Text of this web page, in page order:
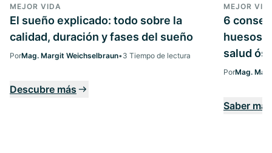
MEJOR VIDA
El sueño explicado: todo sobre la
calidad, duración y fases del sueño
PorMag. Margit Weichselbraun•3 Tiempo de lectura
Descubre más
MEJOR
6
huesos:
salud
PorMag.
Saber más